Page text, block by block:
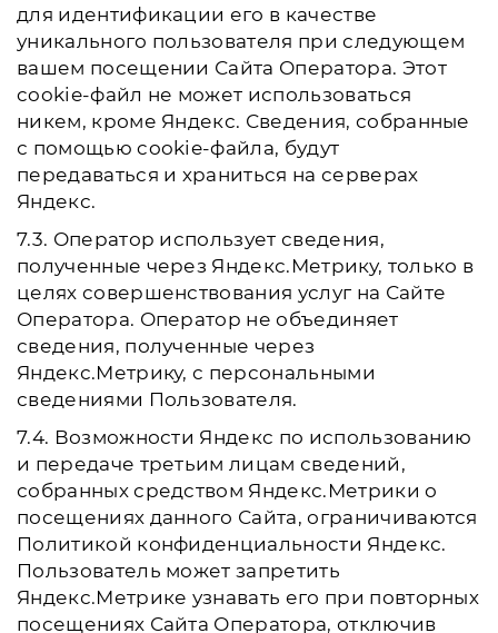
для идентификации его в качестве
уникального пользователя при следующем
вашем посещении Сайта Оператора. Этот
cookie-файл не может использоваться
никем, кроме Яндекс. Сведения, собранные
с помощью cookie-файла, будут
передаваться и храниться на серверах
Яндекс.
7.3. Оператор использует сведения,
полученные через Яндекс.Метрику, только в
целях совершенствования услуг на Сайте
Оператора. Оператор не объединяет
сведения, полученные через
Яндекс.Метрику, с персональными
сведениями Пользователя.
7.4. Возможности Яндекс по использованию
и передаче третьим лицам сведений,
собранных средством Яндекс.Метрики о
посещениях данного Сайта, ограничиваются
Политикой конфиденциальности Яндекс.
Пользователь может запретить
Яндекс.Метрике узнавать его при повторных
посещениях Сайта Оператора, отключив